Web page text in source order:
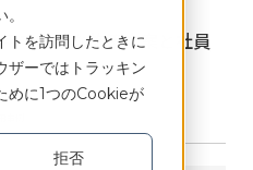
トを訪問したときに
ザーではトラッキン
めに1つのCookieが
拒否
で的確な施策立案と社員